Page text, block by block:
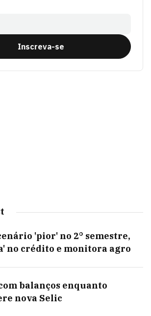
Inscreva-se
'pior' no 2° semestre,
no crédito e monitora agro
balanços enquanto
nova Selic